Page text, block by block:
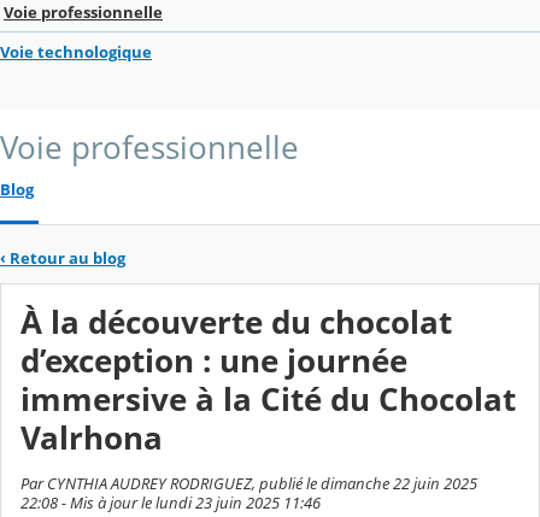
Voie professionnelle
Voie technologique
Voie professionnelle
Blog
‹ Retour au blog
À la découverte du chocolat
d’exception : une journée
immersive à la Cité du Chocolat
Valrhona
Par CYNTHIA AUDREY RODRIGUEZ, publié le dimanche 22 juin 2025
22:08 - Mis à jour le lundi 23 juin 2025 11:46